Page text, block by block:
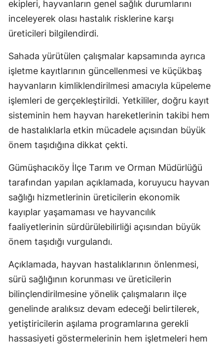
ekipleri, hayvanların genel sağlık durumlarını
inceleyerek olası hastalık risklerine karşı
üreticileri bilgilendirdi.
Sahada yürütülen çalışmalar kapsamında ayrıca
işletme kayıtlarının güncellenmesi ve küçükbaş
hayvanların kimliklendirilmesi amacıyla küpeleme
işlemleri de gerçekleştirildi. Yetkililer, doğru kayıt
sisteminin hem hayvan hareketlerinin takibi hem
de hastalıklarla etkin mücadele açısından büyük
önem taşıdığına dikkat çekti.
Gümüşhacıköy İlçe Tarım ve Orman Müdürlüğü
tarafından yapılan açıklamada, koruyucu hayvan
sağlığı hizmetlerinin üreticilerin ekonomik
kayıplar yaşamaması ve hayvancılık
faaliyetlerinin sürdürülebilirliği açısından büyük
önem taşıdığı vurgulandı.
Açıklamada, hayvan hastalıklarının önlenmesi,
sürü sağlığının korunması ve üreticilerin
bilinçlendirilmesine yönelik çalışmaların ilçe
genelinde aralıksız devam edeceği belirtilerek,
yetiştiricilerin aşılama programlarına gerekli
hassasiyeti göstermelerinin hem işletmeleri hem